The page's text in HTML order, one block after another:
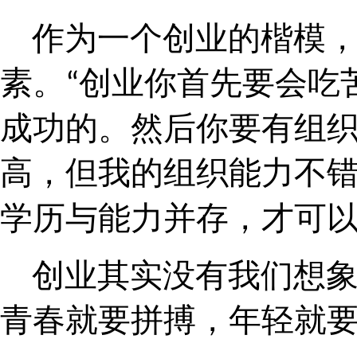
作为一个创业的楷模
素。
“创业你首先要会吃
成功的。然后你要有组
高，但我的组织能力不
学历与能力并存，才可
创业其实没有我们想
青春就要拼搏，年轻就